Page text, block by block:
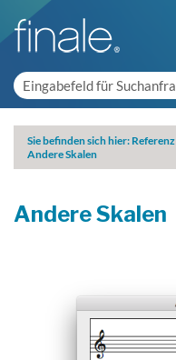
Sie befinden sich hier: Referenz
Andere Skalen
Andere Skalen